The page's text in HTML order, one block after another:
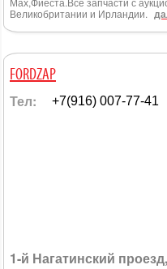
Великобритании и Ирландии.
FORDZAP
Тел: +7(916) 007-77-41
1-й Нагатинский